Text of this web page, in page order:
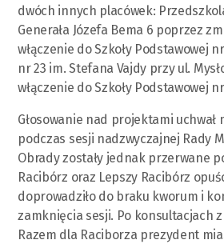
dwóch innych placówek:
Generała Józefa Bema 6 poprzez
włączenie do Szkoły Podstawowej
nr 23 im. Stefana Vajdy przy ul.
włączenie do Szkoły Podstawowej
Głosowanie nad projektami uchwał
podczas sesji nadzwyczajnej Rady
Obrady zostały jednak przerwane
Racibórz oraz Lepszy Racibórz
doprowadziło do braku kworum i
zamknięcia sesji. Po konsultacjach
Razem dla Raciborza prezydent